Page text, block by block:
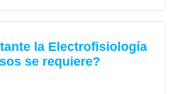
la Electrofisiología
se requiere?